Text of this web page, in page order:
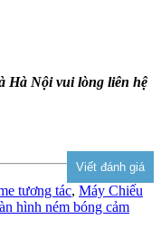
Hà Nội vui lòng liên hệ
tương tác, Máy Chiếu
hình ném bóng cảm